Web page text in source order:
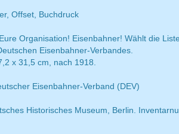
Offset, Buchdruck
Organisation! Eisenbahner! Wählt die
Eisenbahner-Verbandes.
x 31,5 cm, nach 1918.
Eisenbahner-Verband (DEV)
Historisches Museum, Berlin.